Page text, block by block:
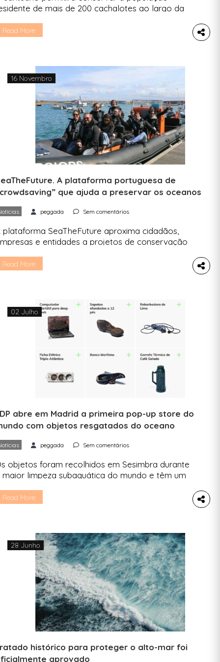
de mais de 200 cachalotes ao largo da
do oceano. A Dominica, Estado-ilha das
uma […]
Read More
16 Novembro
A plataforma portuguesa de
que ajuda a preservar os oceanos
peggada Sem comentários
plataforma SeaTheFuture aproxima cidadãos,
e entidades a projetos de conservação
rastreados da origem até ao seu destino final.
foi criada a SeaTheFuture, […]
Read More
02 Julho
abre em Madrid a primeira pop-up store do
com objetos resgatados do oceano
peggada Sem comentários
objetos foram recolhidos em Sesimbra durante
maior limpeza subaquática do mundo e têm um
a decompor-se na natureza. Um
que […]
Read More
28 Junho
histórico para proteger o alto-mar foi
aprovado